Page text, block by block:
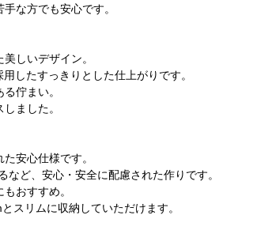
な方でも安心です。
しいデザイン。
したすっきりとした仕上がりです。
佇まい。
ました。
安心仕様です。
ど、安心・安全に配慮された作りです。
おすすめ。
スリムに収納していただけます。